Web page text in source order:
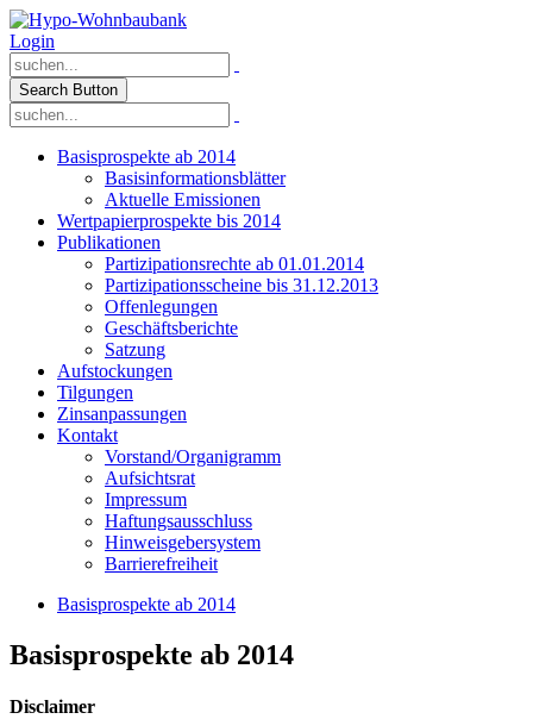
Login
Search Button
Basisprospekte ab 2014
Basisinformationsblätter
Aktuelle Emissionen
Wertpapierprospekte bis 2014
Publikationen
Partizipationsrechte ab 01.01.2014
Partizipationsscheine bis 31.12.2013
Offenlegungen
Geschäftsberichte
Satzung
Aufstockungen
Tilgungen
Zinsanpassungen
Kontakt
Vorstand/Organigramm
Aufsichtsrat
Impressum
Haftungsausschluss
Hinweisgebersystem
Barrierefreiheit
Basisprospekte ab 2014
Basisprospekte ab 2014
Disclaimer